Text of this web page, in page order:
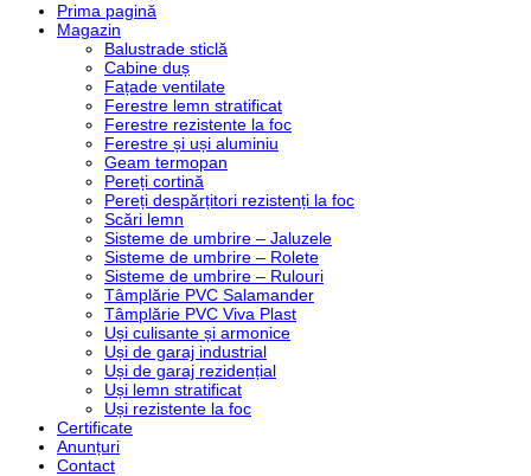
Prima pagină
Magazin
Balustrade sticlă
Cabine duș
Fațade ventilate
Ferestre lemn stratificat
Ferestre rezistente la foc
Ferestre și uși aluminiu
Geam termopan
Pereți cortină
Pereți despărțitori rezistenți la foc
Scări lemn
Sisteme de umbrire – Jaluzele
Sisteme de umbrire – Rolete
Sisteme de umbrire – Rulouri
Tâmplărie PVC Salamander
Tâmplărie PVC Viva Plast
Uși culisante și armonice
Uși de garaj industrial
Uși de garaj rezidențial
Uși lemn stratificat
Uși rezistente la foc
Certificate
Anunțuri
Contact